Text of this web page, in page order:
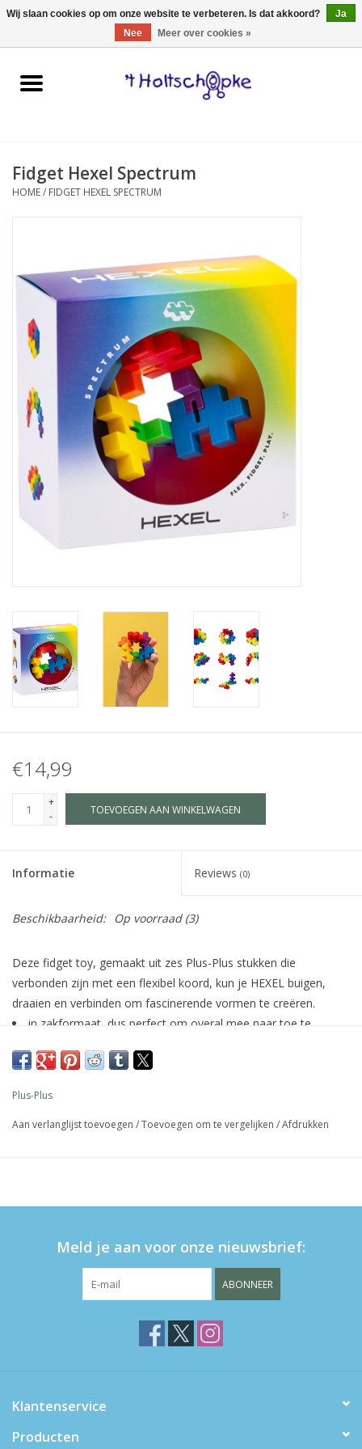
0 Artikelen - €0,00
Home
spellen
hebbedingen
kinderkamer
eten & drinken
knuffels
boeken
SALE
Merken
Fidget Hexel Spectrum
HOME/ FIDGET HEXEL SPECTRUM
€14,99
+
-
TOEVOEGEN AAN WINKELWAGEN
Informatie Reviews (0)
Beschikbaarheid: Op voorraad(3)
Deze fidget toy, gemaakt uit zes Plus-Plus stukken die
verbonden zijn met een flexibel koord, kun je HEXEL buigen,
draaien en verbinden om fascinerende vormen te creëren.
in zakformaat, dus perfect om overal mee naar toe te
3+
Plus-Plus
Aan verlanglijst toevoegen /Toevoegen om te vergelijken /Afdrukken
Meld je aan voor onze nieuwsbrief:
ABONNEER
Klantenservice
Producten
Wij slaan cookies op om onze website te verbeteren. Is dat akkoord?
Ja
Nee
Meer over cookies »